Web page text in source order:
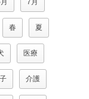
7月
春 夏
医療
介護